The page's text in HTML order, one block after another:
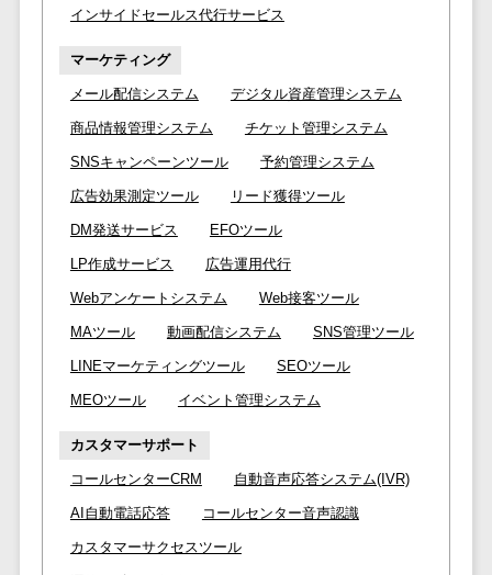
ログ管理システム>
クラウド型セキュリティカメラ>
メールセキュリティ>
サンドボックス>
委託先管理サービス> WAF>
エンドポイントセキュリティ
CASB>
UTM> 不正検知サービス>
カスタマーサ
ポート
自動音声応答
システム(IVR)
AI自動電話応
答
クセスツール
理システム
遠隔サポート
インサイドセールス代行サービス
マーケティング
メール配信システム デジタル資産管理システム
商品情報管理システム チケット管理システム
SNSキャンペーンツール 予約管理システム
広告効果測定ツール リード獲得ツール
DM発送サービス EFOツール
LP作成サービス 広告運用代行
Webアンケートシステム Web接客ツール
MAツール 動画配信システム SNS管理ツール
LINEマーケティングツール SEOツール
MEOツール イベント管理システム
カスタマーサポート
コールセンターCRM 自動音声応答システム(IVR)
AI自動電話応答 コールセンター音声認識
カスタマーサクセスツール